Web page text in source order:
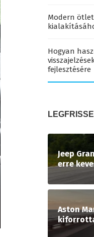
Modern
Hogyan
fejlesztésére
Jeep
erre
Aston